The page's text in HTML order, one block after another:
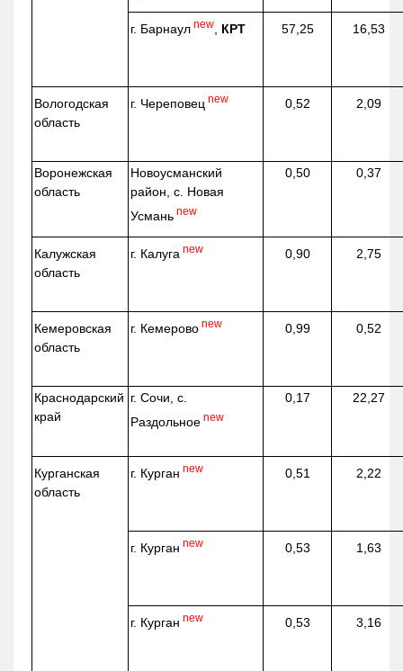
г. Барнаул new КРТ 57,25 16,53
Вологодская
область
г. Череповец new 0,52 2,09
Воронежская
область
Новоусманский
район, с. Новая
Усмань new
0,50 0,37
Калужская
область
г. Калуга new 0,90 2,75
Кемеровская
область
г. Кемерово new 0,99 0,52
Краснодарский
край
г. Сочи, с.
Раздольное new
0,17 22,27
Курганская
область
г. Курган new 0,51 2,22
г. Курган new 0,53 1,63
г. Курган new 0,53 3,16